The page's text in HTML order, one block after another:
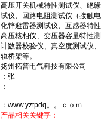
高压开关机械特性测试仪、绝
试仪、回路电阻测试仪（接触
化锌避雷器测试仪、互感器特
高压核相仪、变压器容量特性
计数器校验仪、真空度测试仪
轨桥架等。
扬州拓普电气科技有限公司
：张
：
：www.yztpdq。。ｃｏｍ
产品相关关键字：